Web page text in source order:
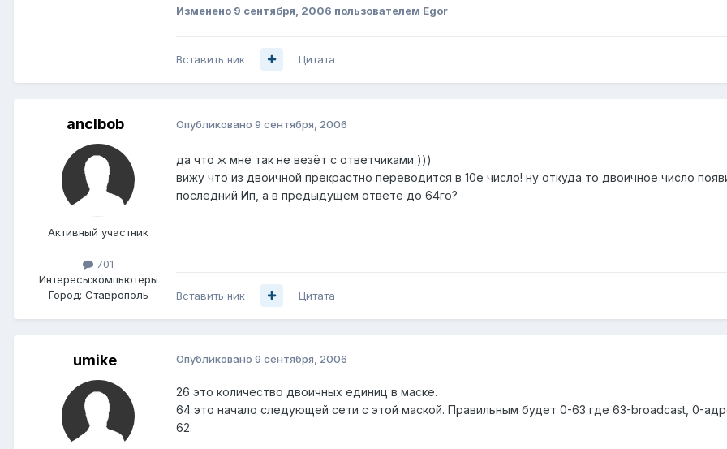
Изменено 9 сентября, 2006 пользователем Egor
Вставить ник Цитата
anclbob
Активный участник
701
Интересы:компьютеры
Город: Ставрополь
Опубликовано 9 сентября, 2006
да что ж мне так не везёт с ответчиками )))
вижу что из двоичной прекрастно переводится в 10е число! ну откуда то двоичное число
последний Ип, а в предыдущем ответе до 64го?
Вставить ник Цитата
umike Опубликовано 9 сентября, 2006
26 это количество двоичных единиц в маске.
64 это начало следующей сети с этой маской. Правильным будет 0-63 где 63-broadcast, 0-
62.